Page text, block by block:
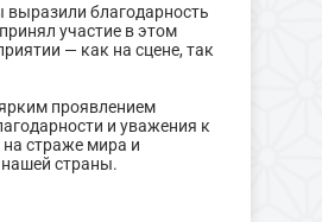
выразили благодарность
участие в этом
— как на сцене, так
проявлением
и уважения к
на страже мира и
страны.